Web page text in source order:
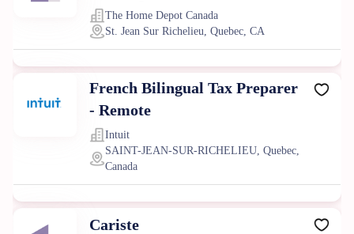
The Home Depot Canada
St. Jean Sur Richelieu, Quebec, CA
French Bilingual Tax Preparer
- Remote
Intuit
SAINT-JEAN-SUR-RICHELIEU, Quebec,
Canada
Cariste